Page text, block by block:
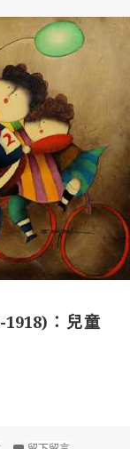
：兒童
1918)：兒童角落